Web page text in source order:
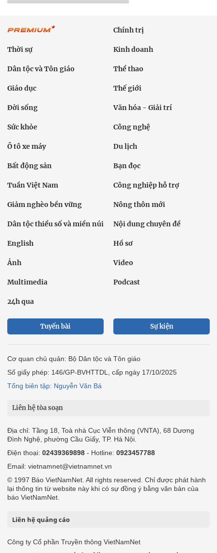
Chính trị
Thời sự Kinh doanh
Dân tộc và Tôn giáo Thể thao
Giáo dục Thế giới
Đời sống Văn hóa - Giải trí
Sức khỏe Công nghệ
Ô tô xe máy Du lịch
Bất động sản Bạn đọc
Tuần Việt Nam Công nghiệp hỗ trợ
Giảm nghèo bền vững Nông thôn mới
Dân tộc thiểu số và miền núi Nội dung chuyên đề
English Hồ sơ
Ảnh Video
Multimedia Podcast
24h qua
Tuyến bài Sự kiện
Cơ quan chủ quản: Bộ Dân tộc và Tôn giáo
Số giấy phép: 146/GP-BVHTTDL, cấp ngày 17/10/2025
Tổng biên tập: Nguyễn Văn Bá
Liên hệ tòa soạn
Địa chỉ: Tầng 18, Toà nhà Cục Viễn thông (VNTA), 68 Dương
Đình Nghệ, phường Cầu Giấy, TP. Hà Nội.
Điện thoại: 02439369898 - Hotline: 0923457788
Email: vietnamnet@vietnamnet.vn
© 1997 Báo VietNamNet. All rights reserved. Chỉ được phát hành
lại thông tin từ website này khi có sự đồng ý bằng văn bản của
báo VietNamNet.
Liên hệ quảng cáo
Công ty Cổ phần Truyền thông VietNamNet